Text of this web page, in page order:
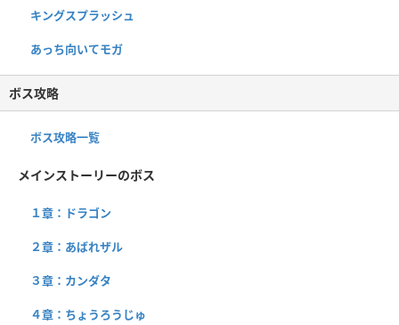
キングスプラッシュ
あっち向いてモガ
ボス攻略
ボス攻略一覧
メインストーリーのボス
１章：ドラゴン
２章：あばれザル
３章：カンダタ
４章：ちょうろうじゅ